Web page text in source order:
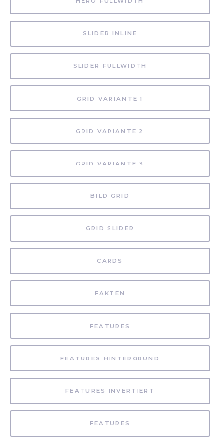
SLIDER INLINE
SLIDER FULLWIDTH
GRID VARIANTE 1
GRID VARIANTE 2
GRID VARIANTE 3
BILD GRID
GRID SLIDER
CARDS
FAKTEN
FEATURES
FEATURES HINTERGRUND
FEATURES INVERTIERT
FEATURES